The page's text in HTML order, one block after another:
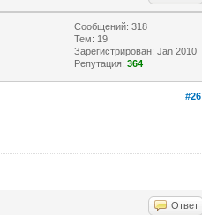
Сообщений: 318
Тем: 19
Зарегистрирован: Jan 2010
Репутация:364
#26
Ответ